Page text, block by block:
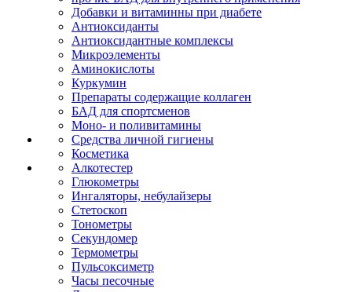
Добавки и витаминны при диабете
Антиоксиданты
Антиоксидантные комплексы
Микроэлементы
Аминокислоты
Куркумин
Препараты содержащие коллаген
БАД для спортсменов
Моно- и поливитамины
Средства личной гигиены
Косметика
Алкотестер
Глюкометры
Ингаляторы, небулайзеры
Стетоскоп
Тонометры
Секундомер
Термометры
Пульсоксиметр
Часы песочные